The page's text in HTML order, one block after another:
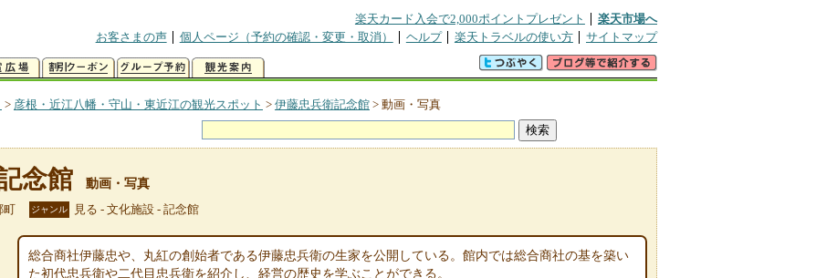
楽天カード入会で2,000ポイントプレゼント
楽天市場へ
お客さまの声
個人ページ（予約の確認・変更・取消） ヘルプ 楽天トラベルの使い方 サイトマップ
> 彦根・近江八幡・守山・東近江の観光スポット > 伊藤忠兵衛記念館 > 動画・写真
念館 動画・写真
町 ジャンル 見る - 文化施設 - 記念館
総合商社伊藤忠や、丸紅の創始者である伊藤忠兵衛の生家を公開している。館内では総合商社の基を築い
た初代忠兵衛や二代目忠兵衛を紹介し、経営の歴史を学ぶことができる。